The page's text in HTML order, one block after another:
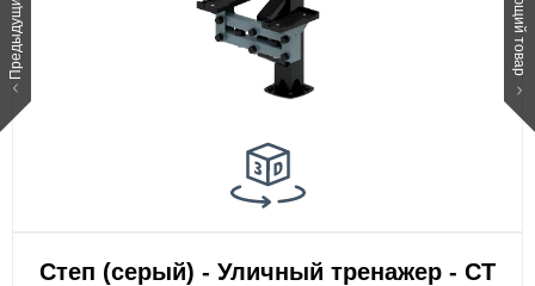
Степ (серый) - Уличный тренажер - СТ